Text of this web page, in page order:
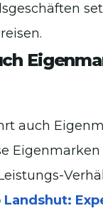
auch
Landshut: